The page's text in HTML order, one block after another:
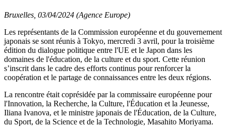
Bruxelles, 03/04/2024 (Agence Europe)
Les représentants de la Commission européenne et du gouvernement
japonais se sont réunis à Tokyo, mercredi 3 avril, pour la troisième
édition du dialogue politique entre l'UE et le Japon dans les
domaines de l'éducation, de la culture et du sport. Cette réunion
s’inscrit dans le cadre des efforts continus pour renforcer la
coopération et le partage de connaissances entre les deux régions.
La rencontre était coprésidée par la commissaire européenne pour
l'Innovation, la Recherche, la Culture, l'Éducation et la Jeunesse,
Iliana Ivanova, et le ministre japonais de l'Éducation, de la Culture,
du Sport, de la Science et de la Technologie, Masahito Moriyama.